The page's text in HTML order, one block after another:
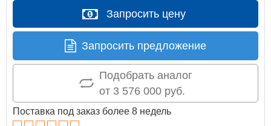
Запросить цену
Запросить предложение
Подобрать аналог
от 3 576 000 руб.
Поставка под заказ более 8 недель